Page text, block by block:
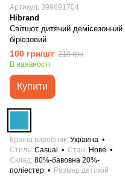
Артикул: 399691704
Hibrand
Світшот дитячий демісезонний
бірюзовий
100 грн/шт 210 грн
В наявності
Купити
Країна виробник Украина
Стиль Casual Стан Нове
Склад 80%-бавовна 20%-
поліестер
Размер детской